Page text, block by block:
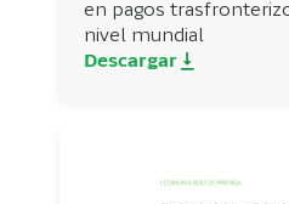
en pagos
nivel mundial
Descargar